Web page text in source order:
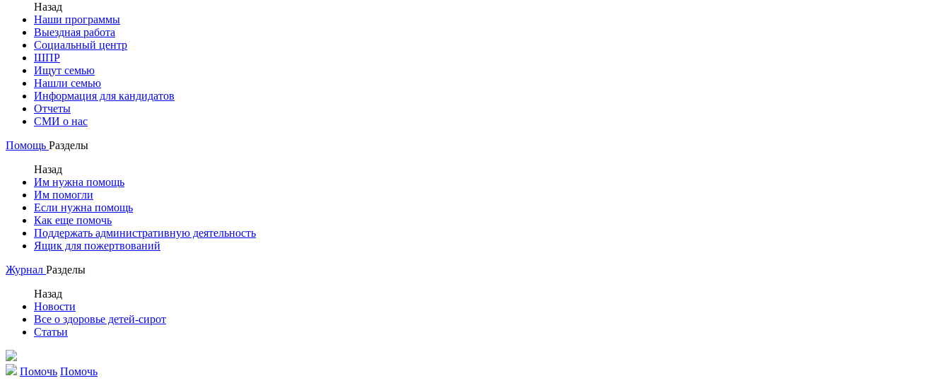
Назад
Наши программы
Выездная работа
Социальный центр
ШПР
Ищут семью
Нашли семью
Информация для кандидатов
Отчеты
СМИ о нас
Помощь Разделы
Назад
Им нужна помощь
Им помогли
Если нужна помощь
Как еще помочь
Поддержать административную деятельность
Ящик для пожертвований
Журнал Разделы
Назад
Новости
Все о здоровье детей-сирот
Статьи
Помочь Помочь